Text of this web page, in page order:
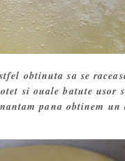
obtinuta sa se
si ouale batute usor
pana obtinem un